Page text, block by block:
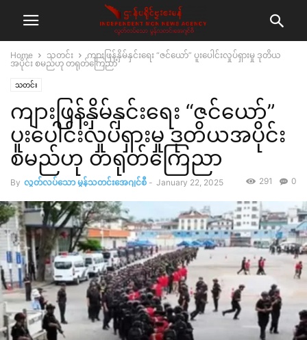
Home သတင်း
ကျားဖြန့်နှိမ်နှင်းရေး “ဇင်ယော်” ပူးပေါင်းလှုပ်ရှားမှု ဒုတိယ
အပိုင်း စမည်ဟု တရုတ်ကြေညာ
သတင်း
ကျားဖြန့်နှိမ်နှင်းရေး “ဇင်ယော်”
ပူးပေါင်းလှုပ်ရှားမှု ဒုတိယအပိုင်း
စမည်ဟု တရုတ်ကြေညာ
By လွတ်လပ်သော မွန်သတင်းအေဂျင်စီ - January 22, 2025 0
291